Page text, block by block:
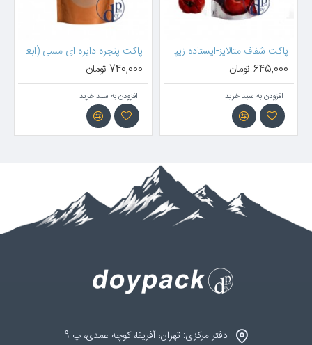
پاکت شفاف متالایز-ایستاده زیپدار ( 30*20 سانتیمتر )
645,000 تومان
افزودن به سبد خرید
پاکت پنجره دایره ای مسی (ابعاد 30*20سانتیمتر)
740,000 تومان
افزودن به سبد خرید
دفتر مرکزی: تهران، آفریقا، کوچه عمدی، پ 9